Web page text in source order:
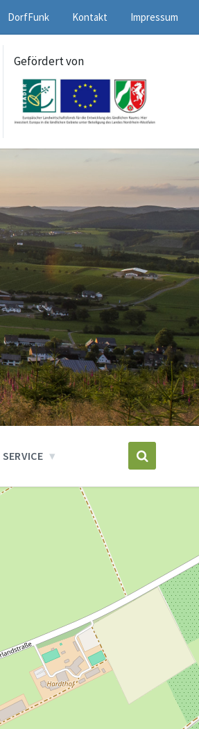
DorfFunk Kontakt Impressum
Gefördert von
SERVICE